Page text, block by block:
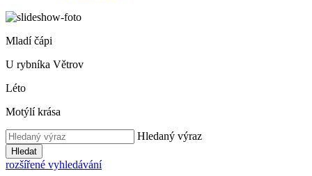
Mladí čápi
U rybníka Větrov
Léto
Motýlí krása
Hledaný výraz
Hledat
rozšířené vyhledávání